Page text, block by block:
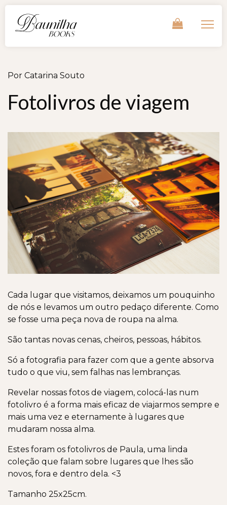
Por Catarina Souto
Fotolivros de viagem
Cada lugar que visitamos, deixamos um pouquinho
de nós e levamos um outro pedaço diferente. Como
se fosse uma peça nova de roupa na alma.
São tantas novas cenas, cheiros, pessoas, hábitos.
Só a fotografia para fazer com que a gente absorva
tudo o que viu, sem falhas nas lembranças.
Revelar nossas fotos de viagem, colocá-las num
fotolivro é a forma mais eficaz de viajarmos sempre e
mais uma vez e eternamente à lugares que
mudaram nossa alma.
Estes foram os fotolivros de Paula, uma linda
coleção que falam sobre lugares que lhes são
novos, fora e dentro dela. <3
Tamanho 25x25cm.